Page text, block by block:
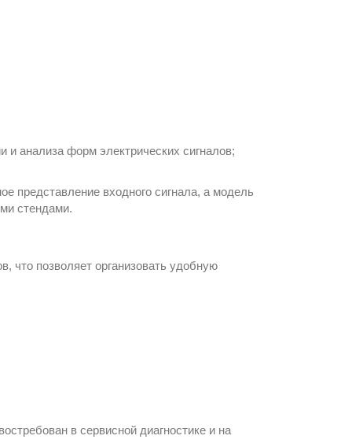
и анализа форм электрических сигналов;
представление входного сигнала, а модель
стендами.
что позволяет организовать удобную
в сервисной диагностике и на